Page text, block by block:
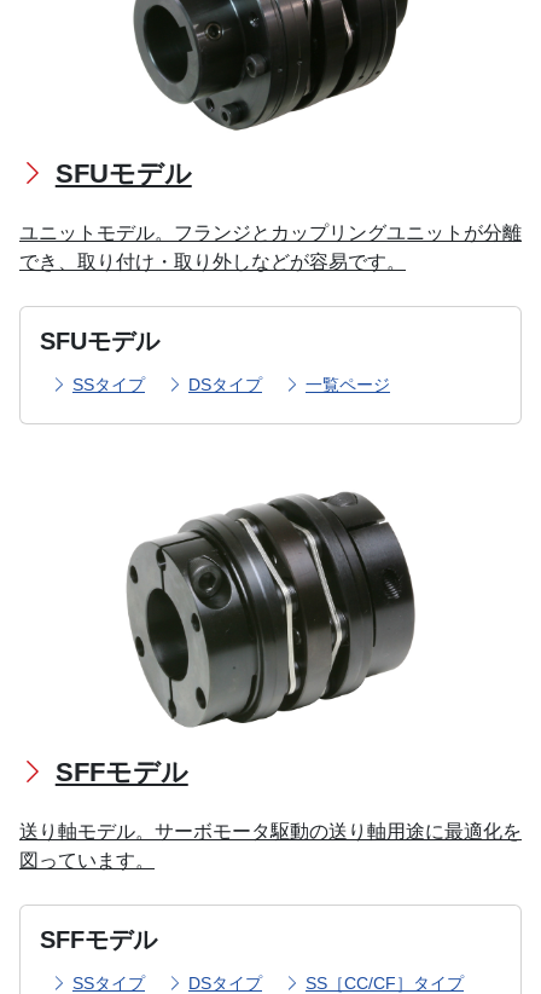
SFUモデル
ユニットモデル。フランジとカップリングユニットが分離
でき、取り付け・取り外しなどが容易です。
SFUモデル
SSタイプ DSタイプ 一覧ページ
SFFモデル
送り軸モデル。サーボモータ駆動の送り軸用途に最適化を
図っています。
SFFモデル
SSタイプ DSタイプ
SS［CC/CF］タイプ